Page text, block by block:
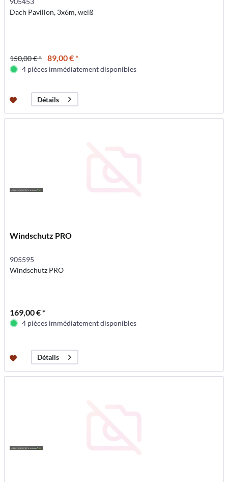
Dach Pavillon, 3x6m, weiß
150,00 € * 89,00 € *
4 pièces immédiatement disponibles
Détails
Windschutz PRO
905595
Windschutz PRO
169,00 € *
4 pièces immédiatement disponibles
Détails